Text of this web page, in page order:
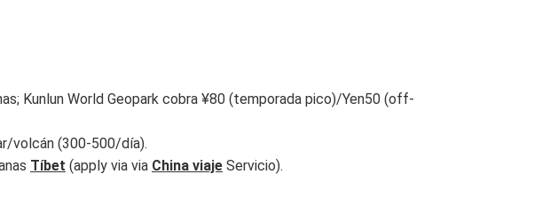
Kunlun World Geopark cobra ¥80 (temporada pico)/Yen50 (off-
volcán (300-500/día).
Tíbet (apply via via China viaje Servicio).